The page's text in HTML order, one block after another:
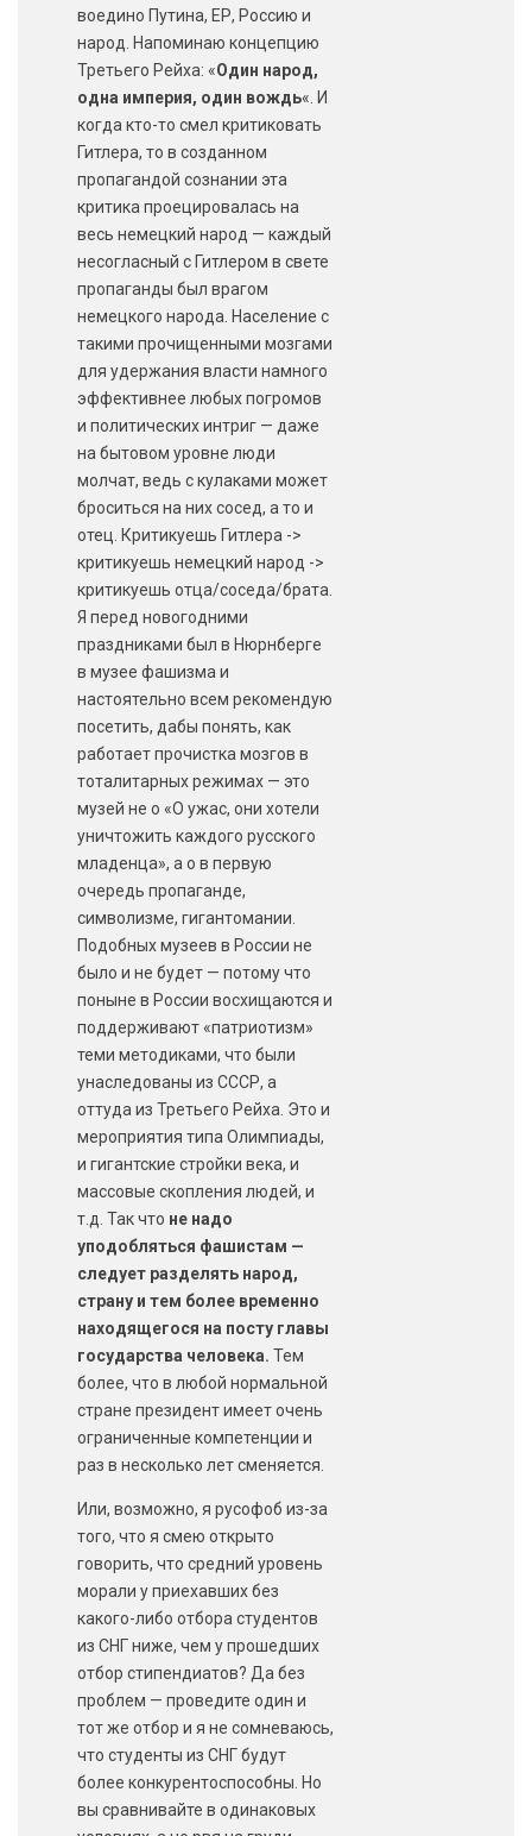
воедино Путина, ЕР, Россию и
народ. Напоминаю концепцию
Третьего Рейха: «Один народ,
одна империя, один вождь«. И
когда кто-то смел критиковать
Гитлера, то в созданном
пропагандой сознании эта
критика проецировалась на
весь немецкий народ — каждый
несогласный с Гитлером в свете
пропаганды был врагом
немецкого народа. Население с
такими прочищенными мозгами
для удержания власти намного
эффективнее любых погромов
и политических интриг — даже
на бытовом уровне люди
молчат, ведь с кулаками может
броситься на них сосед, а то и
отец. Критикуешь Гитлера ->
критикуешь немецкий народ ->
критикуешь отца/соседа/брата.
Я перед новогодними
праздниками был в Нюрнберге
в музее фашизма и
настоятельно всем рекомендую
посетить, дабы понять, как
работает прочистка мозгов в
тоталитарных режимах — это
музей не о «О ужас, они хотели
уничтожить каждого русского
младенца», а о в первую
очередь пропаганде,
символизме, гигантомании.
Подобных музеев в России не
было и не будет — потому что
поныне в России восхищаются и
поддерживают «патриотизм»
теми методиками, что были
унаследованы из СССР, а
оттуда из Третьего Рейха. Это и
мероприятия типа Олимпиады,
и гигантские стройки века, и
массовые скопления людей, и
т.д. Так что не надо
уподобляться фашистам —
следует разделять народ,
страну и тем более временно
находящегося на посту главы
государства человека. Тем
более, что в любой нормальной
стране президент имеет очень
ограниченные компетенции и
раз в несколько лет сменяется.
Или, возможно, я русофоб из-за
того, что я смею открыто
говорить, что средний уровень
морали у приехавших без
какого-либо отбора студентов
из СНГ ниже, чем у прошедших
отбор стипендиатов? Да без
проблем — проведите один и
тот же отбор и я не сомневаюсь,
что студенты из СНГ будут
более конкурентоспособны. Но
вы сравнивайте в одинаковых